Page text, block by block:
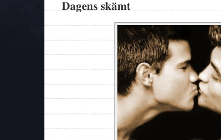
Dagens skämt